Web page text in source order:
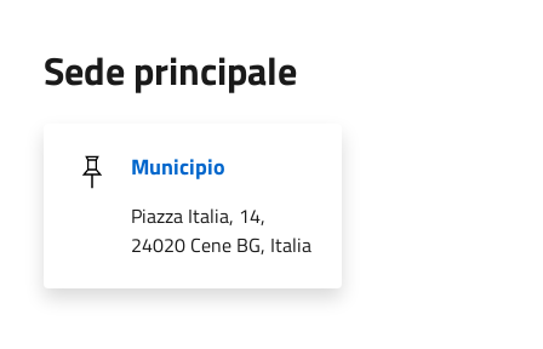
Sede principale
Municipio
Piazza Italia, 14,
24020 Cene BG, Italia